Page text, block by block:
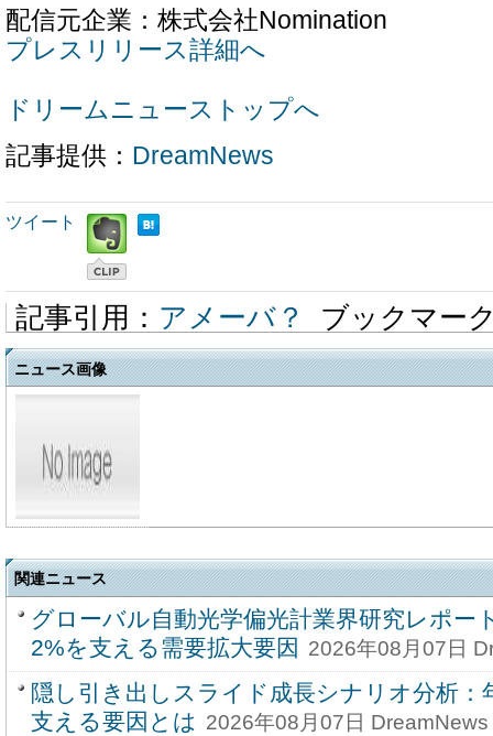
配信元企業：株式会社Nomination
プレスリリース詳細へ
ドリームニューストップへ
記事提供： DreamNews
ツイート
記事引用： アメーバ？ ブックマー
ニュース画像
関連ニュース
グローバル自動光学偏光計業界研究レポー
2%を支える需要拡大要因 2026年08月07日
隠し引き出しスライド成長シナリオ分析：
支える要因とは 2026年08月07日 DreamNews